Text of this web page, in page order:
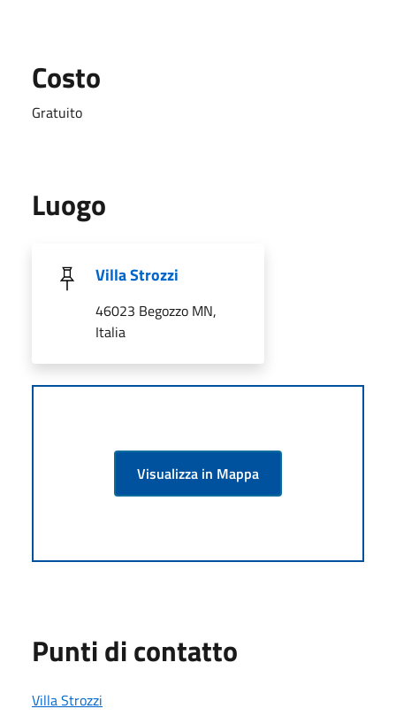
Costo
Gratuito
Luogo
Villa Strozzi
46023 Begozzo MN,
Italia
Visualizza in Mappa
Punti di contatto
Villa Strozzi